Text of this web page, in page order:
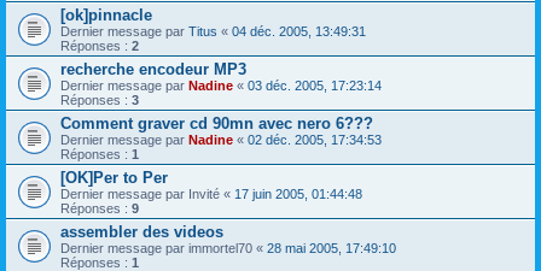
[ok]pinnacle
Dernier message par Titus « 04 déc. 2005, 13:49:31
Réponses : 2
recherche encodeur MP3
Dernier message par Nadine « 03 déc. 2005, 17:23:14
Réponses : 3
Comment graver cd 90mn avec nero 6???
Dernier message par Nadine « 02 déc. 2005, 17:34:53
Réponses : 1
[OK]Per to Per
Dernier message par Invité « 17 juin 2005, 01:44:48
Réponses : 9
assembler des videos
Dernier message par immortel70 « 28 mai 2005, 17:49:10
Réponses : 1